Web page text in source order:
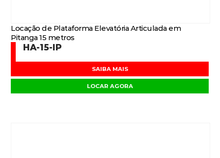
Locação de Plataforma Elevatória Articulada em
Pitanga 15 metros
HA-15-IP
SAIBA MAIS
LOCAR AGORA